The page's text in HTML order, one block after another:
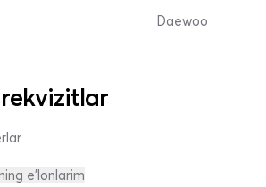
Daewoo
e'lonlarim